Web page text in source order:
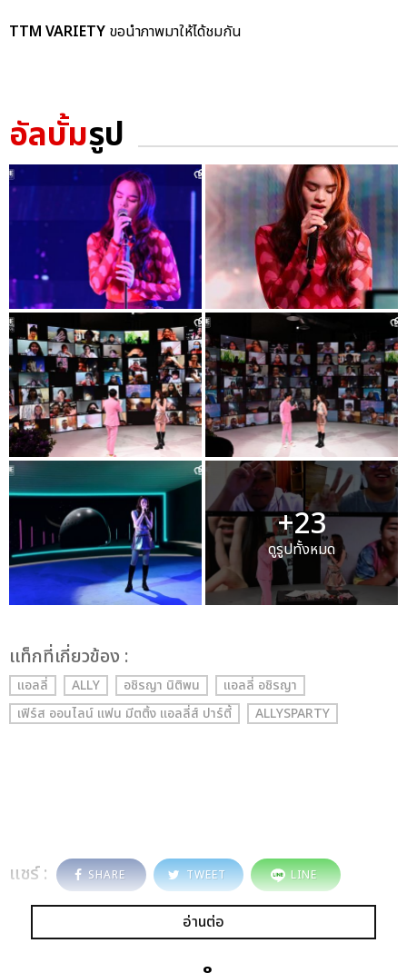
TTM VARIETY ขอนำภาพมาให้ได้ชมกัน
อัลบั้มรูป
+23
ดูรูปทั้งหมด
เเท็กที่เกี่ยวข้อง :
แอลลี่ ALLY อชิรญา นิติพน
แอลลี่ อชิรญา
เฟิร์ส ออนไลน์ แฟน มีตติ้ง แอลลี่ส์ ปาร์ตี้
ALLYSPARTY
แชร์ : SHARE TWEET LINE
อ่านต่อ